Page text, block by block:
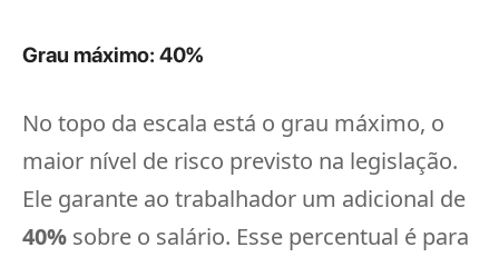
Grau máximo: 40%
No topo da escala está o grau máximo, o
maior nível de risco previsto na legislação.
Ele garante ao trabalhador um adicional de
40% sobre o salário. Esse percentual é para